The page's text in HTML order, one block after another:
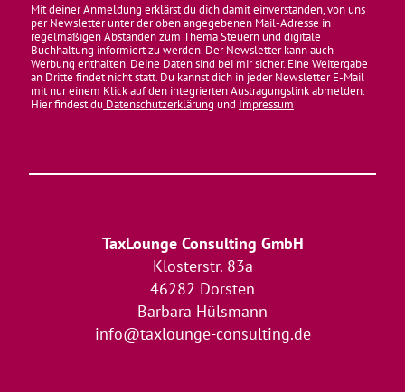
Mit deiner Anmeldung erklärst du dich damit einverstanden, von uns
per Newsletter unter der oben angegebenen Mail-Adresse in
regelmäßigen Abständen zum Thema Steuern und digitale
Buchhaltung informiert zu werden. Der Newsletter kann auch
Werbung enthalten. Deine Daten sind bei mir sicher. Eine Weitergabe
an Dritte findet nicht statt. Du kannst dich in jeder Newsletter E-Mail
mit nur einem Klick auf den integrierten Austragungslink abmelden.
Hier findest du Datenschutzerklärung und Impressum
TaxLounge Consulting GmbH
Klosterstr. 83a
46282 Dorsten
Barbara Hülsmann
info@taxlounge-consulting.de